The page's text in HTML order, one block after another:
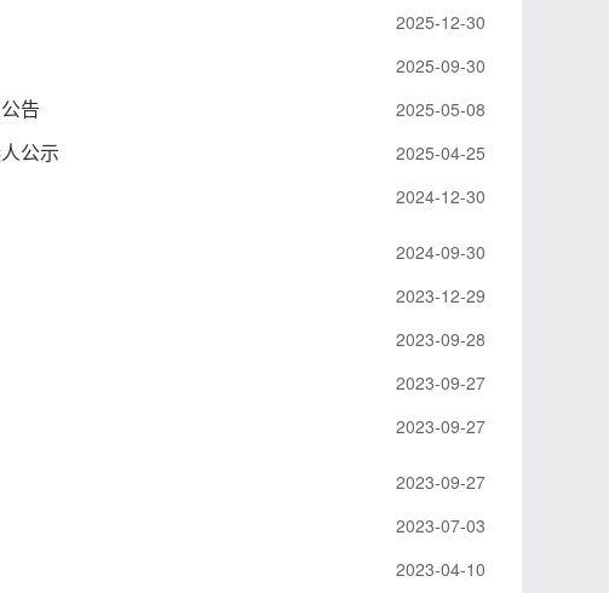
2025-12-30
2025-09-30
告 2025-05-08
公示 2025-04-25
2024-12-30
2024-09-30
2023-12-29
2023-09-28
2023-09-27
2023-09-27
2023-09-27
2023-07-03
2023-04-10